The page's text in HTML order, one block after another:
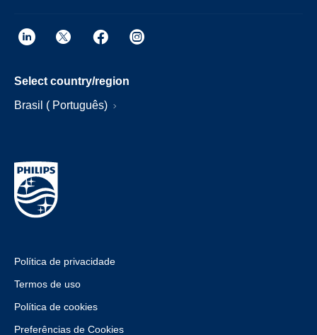
Select country/region
Brasil ( Português)
Política de privacidade
Termos de uso
Política de cookies
Preferências de Cookies